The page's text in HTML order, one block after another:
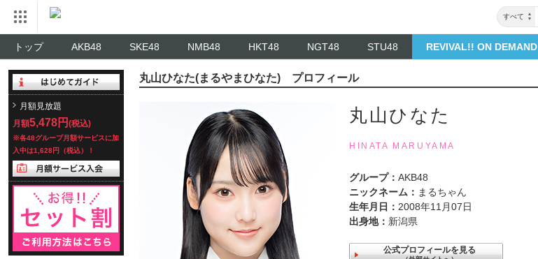
すべて
トップ AKB48 SKE48 NMB48 HKT48 NGT48 STU48 REVIVAL!! ON DEMAND
月額見放題
月額5,478円 (税込)
※各48グループ月額サービスに加
入中は1,628円（税込）！
丸山ひなた(まるやまひなた) プロフィール
丸山ひなた
HINATA MARUYAMA
グループ： AKB48
ニックネーム： まるちゃん
生年月日： 2008年11月07日
出身地： 新潟県
公式プロフィールを見る